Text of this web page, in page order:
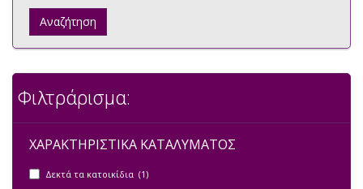
Αναζήτηση
Φιλτράρισμα:
ΧΑΡΑΚΤΗΡΙΣΤΙΚΑ ΚΑΤΑΛΥΜΑΤΟΣ
Δεκτά τα κατοικίδια (1)